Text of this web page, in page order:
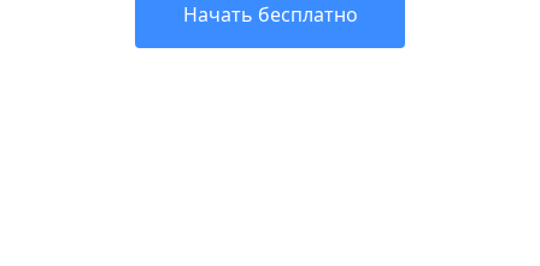
Начать бесплатно